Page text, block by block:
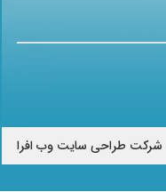
شرکت طراحی سایت وب افرا